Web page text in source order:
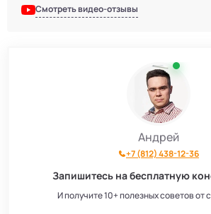
Смотреть видео-отзывы
Андрей
+7 (812) 438-12-36
Запишитесь на бесплатную
И получите 10+ полезных советов от